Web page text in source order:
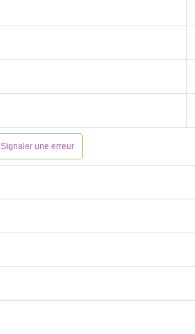
Signaler une erreur